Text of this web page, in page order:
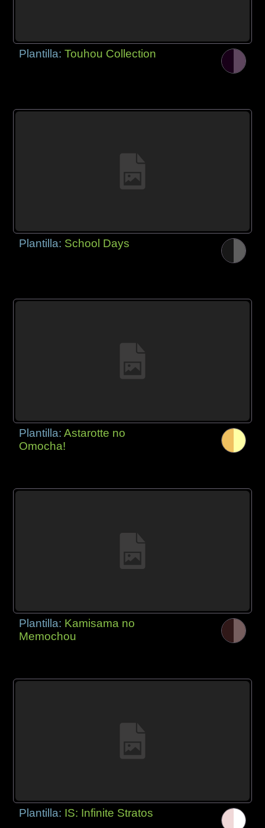
Plantilla:Touhou Collection
Plantilla: School Days
Plantilla:Astarotte no
Omocha!
Plantilla: Kamisama no
Memochou
Plantilla: IS: Infinite Stratos